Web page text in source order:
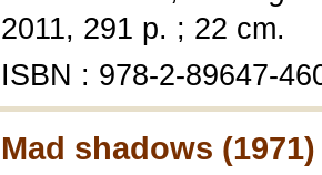
2011, 291 p. ; 22 cm.
ISBN : 978-2-89647-
Mad shadows (1971)